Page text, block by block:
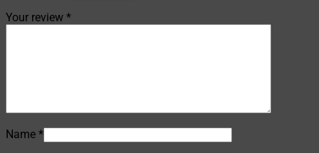
Your review *
Name *